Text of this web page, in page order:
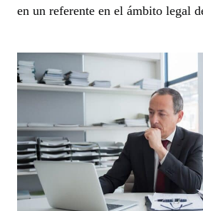
en un referente en el ámbito legal